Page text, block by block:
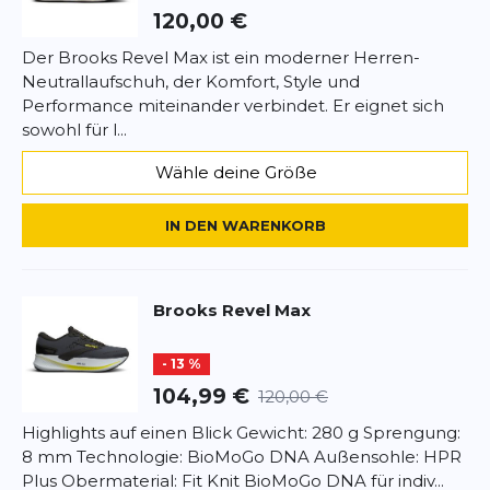
Exzellente Traktion mit Green
Rubber-Außensohle
Die Green Rubber-Außensohle des Revel Max
bietet hervorragende Traktion auf verschiedenen
Untergründen. Die umweltfreundliche
Gummimischung verbessert nicht nur die
Griffigkeit, sondern ist auch abnutzungsresistent,
was die Langlebigkeit des Schuhs erhöht. Das
ausgeklügelte Profil sorgt für Stabilität und
Optimale Passform dank Fit Knit-
Obermaterial
Fuß wie eine zweite Haut und bietet einen
sicheren und bequemen Sitz ohne Druckstellen.
*Pflichtfelder
BEWERTUNG HINZUFÜGEN
Dieses Formular ist durch reCAPTCHA geschützt – es gelten die
120,00 €
Der Brooks Revel Max ist ein moderner Herren-
Neutrallaufschuh, der Komfort, Style und
Performance miteinander verbindet. Er eignet sich
sowohl für l...
Wähle deine Größe
IN DEN WARENKORB
Brooks Revel Max
- 13 %
104,99 € 120,00 €
Highlights auf einen Blick Gewicht: 280 g Sprengung:
8 mm Technologie: BioMoGo DNA Außensohle: HPR
Plus Obermaterial: Fit Knit BioMoGo DNA für indiv...